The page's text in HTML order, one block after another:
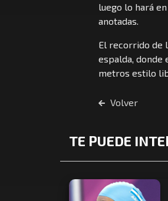
luego lo hará
anotadas.
El recorrido de
espalda, donde
metros estilo
Volver
TE PUEDE